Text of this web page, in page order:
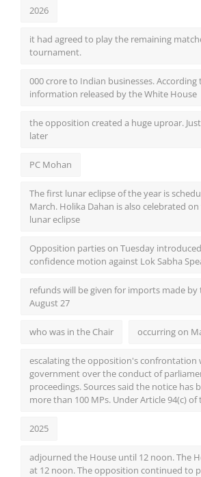
2026
it had agreed to play the remaining
tournament.
000 crore to Indian businesses. According
information released by the White House
the opposition created a huge uproar.
later
PC Mohan
The first lunar eclipse of the year is
March. Holika Dahan is also celebrated
lunar eclipse
Opposition parties on Tuesday
confidence motion against Lok Sabha
refunds will be given for imports made by
August 27
who was in the Chair occurring on
escalating the opposition's confrontation
government over the conduct of
proceedings. Sources said the notice has
more than 100 MPs. Under Article 94(c)
2025
adjourned the House until 12 noon. The
at 12 noon. The opposition continued to